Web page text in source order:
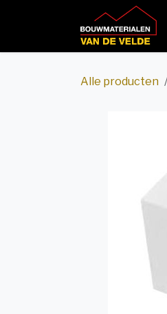
Alle producten